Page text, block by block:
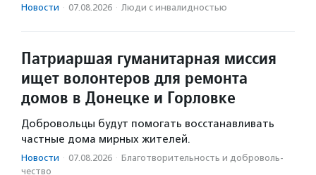
Новости · 07.08.2026 · Люди с инвалидностью
Патриаршая гуманитарная миссия
ищет волонтеров для ремонта
домов в Донецке и Горловке
Добровольцы будут помогать восстанавливать
частные дома мирных жителей.
Новости · 07.08.2026 · Благотвори­тель­ность и доброволь­
чест­во